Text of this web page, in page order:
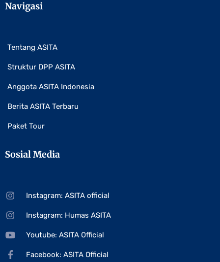
Navigasi
Tentang ASITA
Struktur DPP ASITA
Anggota ASITA Indonesia
Berita ASITA Terbaru
Paket Tour
Sosial Media
Instagram: ASITA official
Instagram: Humas ASITA
Youtube: ASITA Official
Facebook: ASITA Official